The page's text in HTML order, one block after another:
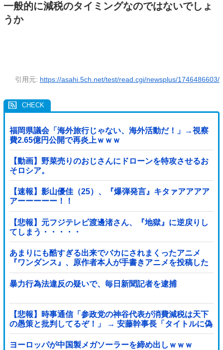
一般的に減税のタイミングなのではないでしょ
うか
引用元: https://asahi.5ch.net/test/read.cgi/newsplus/1746486603/
福岡県議会「海外旅行じゃない、海外活動だ！」→視察
費2.65億円公開で再炎上ｗｗｗ
【動画】野菜売りのおじさんにドローンを特攻させるお
そロシア。
【速報】影山優佳（25）、『爆弾発言』キタァアアアア
アーーーーー！！
【悲報】元フジテレビ渡邊渚さん、『地獄』に逆戻りし
てしまう・・・・・
あまりにも酷すぎる出来でバカにされまくったアニメ
『ワンダンス』、原作者本人が手書きアニメを投稿した
結果・・・ｗｗｗｗｗｗ他
暴力行為法違反の疑いで、毎日新聞記者を逮捕
【悲報】時事通信「参政党の神谷代表が消費減税は天下
の愚策と批判してるぞ！」 → 安藤幹事長「タイトルに偽
りあり！『参政党は消費税廃止派、減税派』」ｗｗｗｗ
ｗｗｗｗ
ヨーロッパが中国製メガソーラーを締め出しｗｗｗ